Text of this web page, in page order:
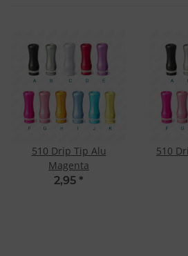
510 Drip Tip Alu
Magenta
2,95 *
510